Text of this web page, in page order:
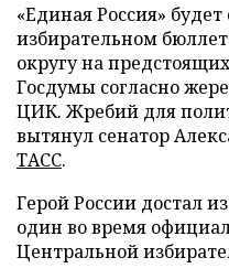
«Единая Россия»
избирательном
округу на
Госдумы согласно
ЦИК. Жребий для
вытянул сенатор
ТАСС.
Герой России достал
один во время
Центральной